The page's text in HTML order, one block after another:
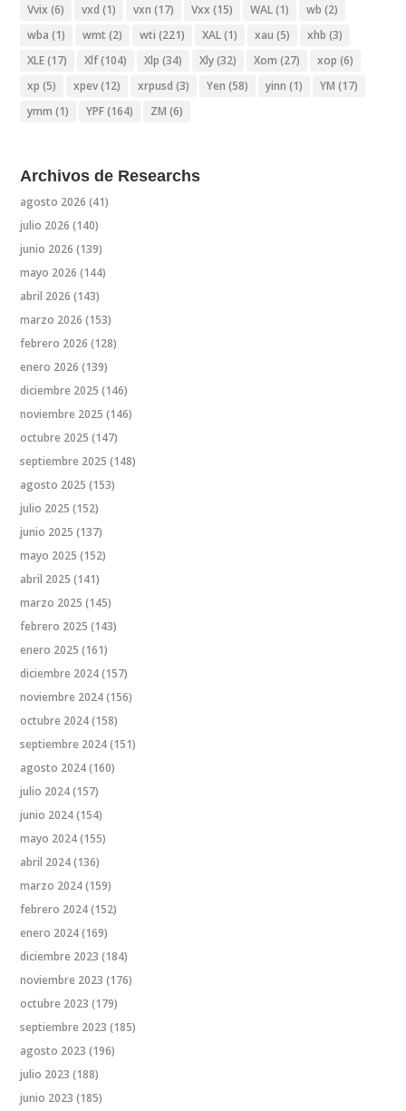
Vvix (6) vxd (1) vxn (17) Vxx (15) WAL(1) wb (2)
wba (1) wmt (2) wti (221) XAL(1) xau (5) xhb (3)
XLE(17) Xlf(104) Xlp (34) Xly(32) Xom (27) xop (6)
xp (5) xpev(12) xrpusd (3) Yen (58) yinn (1) YM (17)
ymm (1) YPF(164) ZM (6)
Archivos de Researchs
agosto 2026 (41)
julio 2026 (140)
junio 2026 (139)
mayo 2026 (144)
abril 2026 (143)
marzo 2026 (153)
febrero 2026 (128)
enero 2026 (139)
diciembre 2025 (146)
noviembre 2025 (146)
octubre 2025 (147)
septiembre 2025 (148)
agosto 2025 (153)
julio 2025 (152)
junio 2025 (137)
mayo 2025 (152)
abril 2025 (141)
marzo 2025 (145)
febrero 2025 (143)
enero 2025 (161)
diciembre 2024(157)
noviembre 2024(156)
octubre 2024(158)
septiembre 2024(151)
agosto 2024(160)
julio 2024(157)
junio 2024(154)
mayo 2024(155)
abril 2024(136)
marzo 2024(159)
febrero 2024(152)
enero 2024(169)
diciembre 2023 (184)
noviembre 2023 (176)
octubre 2023 (179)
septiembre 2023 (185)
agosto 2023 (196)
julio 2023 (188)
junio 2023 (185)